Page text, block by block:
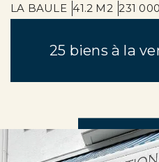
LA BAULE 41.2 M2 231
25 biens à la